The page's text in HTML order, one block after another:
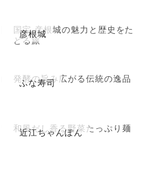
彦根城
国宝 彦根城の魅力と歴史をた
どる旅
ふな寿司
発酵の旨み広がる伝統の逸品
近江ちゃんぽん
和風だし香る野菜たっぷり麺